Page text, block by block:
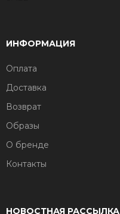
ИНФОРМАЦИЯ
Оплата
Доставка
Возврат
Образы
О бренде
Контакты
НОВОСТНАЯ РАССЫЛКА